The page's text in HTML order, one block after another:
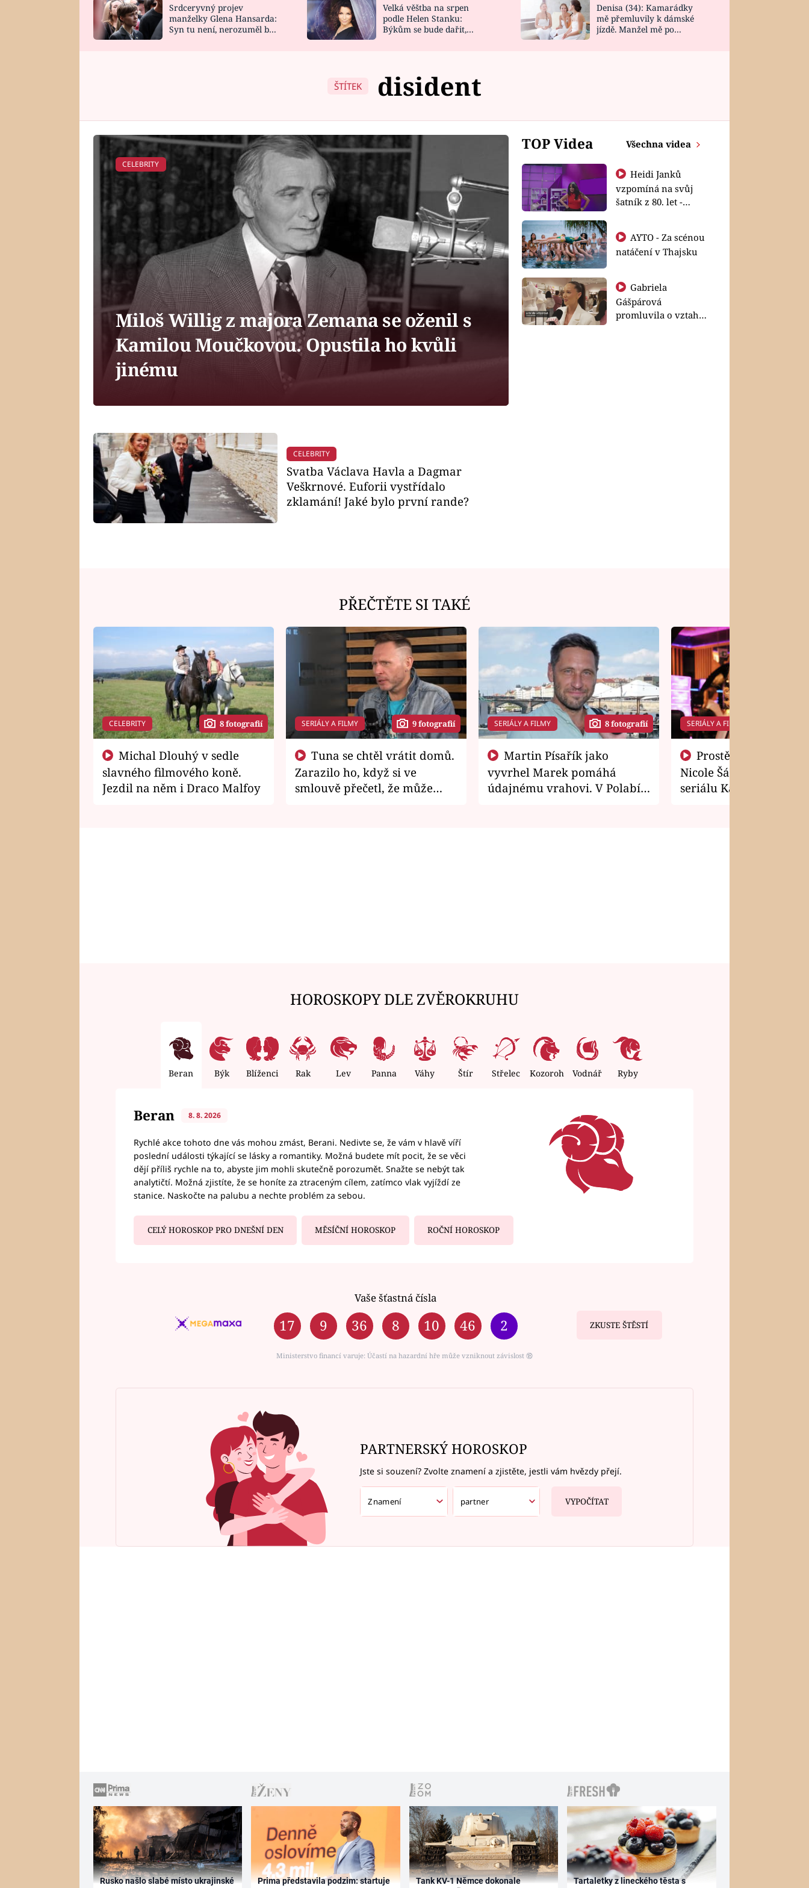
HOROSKOP NA
CELEBRITY
VAŘENÍ
NOVINKY
VIDEORECEPTY
DESIGN
Srdceryvný projev
manželky Glena Hansarda:
Syn tu není, nerozuměl by
Velká věštba na srpen
podle Helen Stanku:
Býkům se bude dařit,
Denisa (34): Kamarádky
mě přemluvily k dámské
jízdě. Manžel mě po
ŠTÍTEK disident
TOP Videa Všechna videa
Heidi Janků
vzpomíná na svůj
šatník z 80. let -
natáčení v Thajsku
Gabriela
Gášpárová
promluvila o vztahu
CELEBRITY
Miloš Willig z majora Zemana se oženil s
Kamilou Moučkovou. Opustila ho kvůli
jinému
CELEBRITY
Svatba Václava Havla a Dagmar
Veškrnové. Euforii vystřídalo
zklamání! Jaké bylo první rande?
PŘEČTĚTE SI TAKÉ
CELEBRITY 8 fotografií
slavného filmového koně.
Jezdil na něm i Draco Malfoy
SERIÁLY A FILMY 9 fotografií
Zarazilo ho, když si ve
smlouvě přečetl, že může
SERIÁLY A FILMY 8 fotografií
vyvrhel Marek pomáhá
údajnému vrahovi. V Polabí
SERIÁLY A FILMY
Nicole Šáchová získala
seriálu Kamarádi
HOROSKOPY DLE ZVĚROKRUHU
Beran Býk Blíženci Rak Lev Panna Váhy Štír Střelec Kozoroh Vodnář Ryby
Beran 8. 8. 2026
Rychlé akce tohoto dne vás mohou zmást, Berani. Nedivte se, že vám v hlavě víří
poslední události týkající se lásky a romantiky. Možná budete mít pocit, že se věci
dějí příliš rychle na to, abyste jim mohli skutečně porozumět. Snažte se nebýt tak
analytičtí. Možná zjistíte, že se honíte za ztraceným cílem, zatímco vlak vyjíždí ze
stanice. Naskočte na palubu a nechte problém za sebou.
CELÝ HOROSKOP PRO DNEŠNÍ DEN MĚSÍČNÍ HOROSKOP ROČNÍ HOROSKOP
Vaše šťastná čísla
17 9 36 8 10 46 2 ZKUSTE ŠTĚSTÍ
Ministerstvo financí varuje: Účastí na hazardní hře může vzniknout závislost ⑱
PARTNERSKÝ HOROSKOP
Jste si souzení? Zvolte znamení a zjistěte, jestli vám hvězdy přejí.
VYPOČÍTAT
Rusko našlo slabé místo ukrajinské Prima představila podzim: startuje Tank KV-1 Němce dokonale Tartaletky z lineckého těsta s